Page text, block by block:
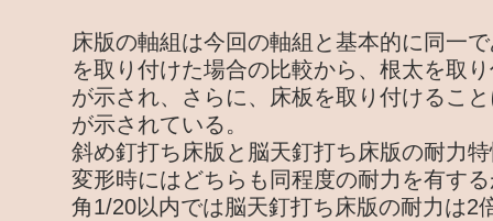
床版の軸組は今回の軸組と基本的に同一
を取り付けた場合の比較から、根太を取
が示され、さらに、床板を取り付けるこ
が示されている。
斜め釘打ち床版と脳天釘打ち床版の耐力
変形時にはどちらも同程度の耐力を有す
角1/20以内では脳天釘打ち床版の耐力は2